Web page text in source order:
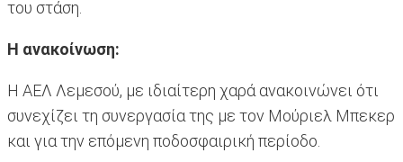
του στάση.
Η ανακοίνωση:
Η ΑΕΛ Λεμεσού, με ιδιαίτερη χαρά ανακοινώνει ότι
συνεχίζει τη συνεργασία της με τον Μούριελ Μπεκερ
και για την επόμενη ποδοσφαιρική περίοδο.